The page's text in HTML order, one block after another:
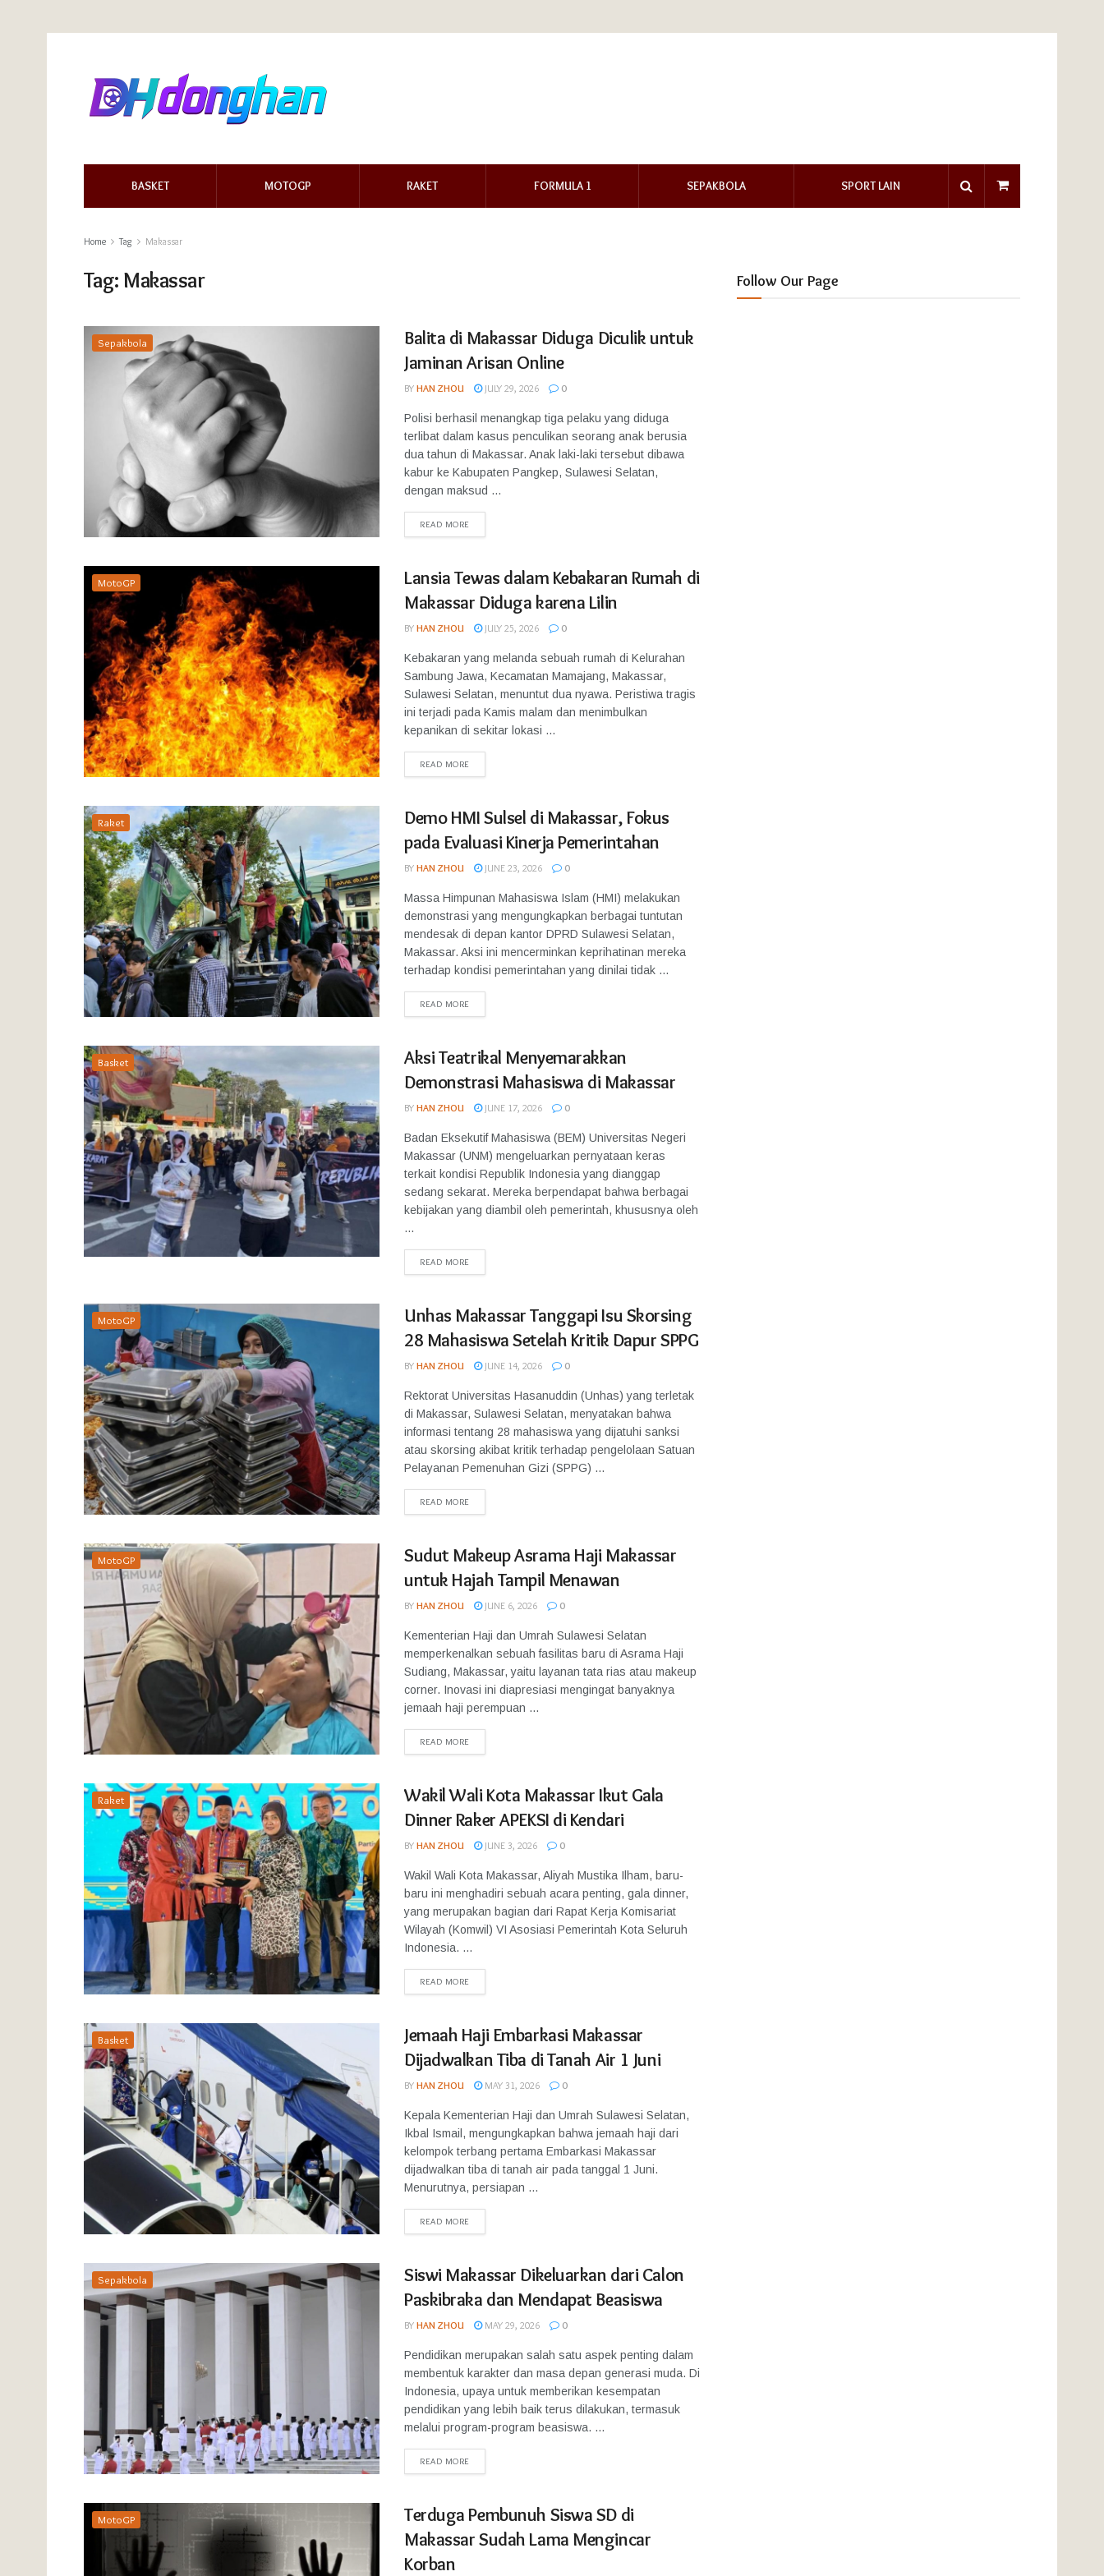
BASKET MOTOGP RAKET FORMULA 1 SEPAKBOLA SPORT LAIN
Home Tag Makassar
Tag: Makassar
Sepakbola
Balita di Makassar Diduga Diculik untuk
Jaminan Arisan Online
BY HAN ZHOU JULY 29, 2026 0
Polisi berhasil menangkap tiga pelaku yang diduga
terlibat dalam kasus penculikan seorang anak berusia
dua tahun di Makassar. Anak laki-laki tersebut dibawa
kabur ke Kabupaten Pangkep, Sulawesi Selatan,
dengan maksud ...
READ MORE
MotoGP
Lansia Tewas dalam Kebakaran Rumah di
Makassar Diduga karena Lilin
BY HAN ZHOU JULY 25, 2026 0
Kebakaran yang melanda sebuah rumah di Kelurahan
Sambung Jawa, Kecamatan Mamajang, Makassar,
Sulawesi Selatan, menuntut dua nyawa. Peristiwa tragis
ini terjadi pada Kamis malam dan menimbulkan
kepanikan di sekitar lokasi ...
READ MORE
Raket
Demo HMI Sulsel di Makassar, Fokus
pada Evaluasi Kinerja Pemerintahan
BY HAN ZHOU JUNE 23, 2026 0
Massa Himpunan Mahasiswa Islam (HMI) melakukan
demonstrasi yang mengungkapkan berbagai tuntutan
mendesak di depan kantor DPRD Sulawesi Selatan,
Makassar. Aksi ini mencerminkan keprihatinan mereka
terhadap kondisi pemerintahan yang dinilai tidak ...
READ MORE
Basket
Aksi Teatrikal Menyemarakkan
Demonstrasi Mahasiswa di Makassar
BY HAN ZHOU JUNE 17, 2026 0
Badan Eksekutif Mahasiswa (BEM) Universitas Negeri
Makassar (UNM) mengeluarkan pernyataan keras
terkait kondisi Republik Indonesia yang dianggap
sedang sekarat. Mereka berpendapat bahwa berbagai
kebijakan yang diambil oleh pemerintah, khususnya oleh
...
READ MORE
MotoGP
Unhas Makassar Tanggapi Isu Skorsing
28 Mahasiswa Setelah Kritik Dapur SPPG
BY HAN ZHOU JUNE 14, 2026 0
Rektorat Universitas Hasanuddin (Unhas) yang terletak
di Makassar, Sulawesi Selatan, menyatakan bahwa
informasi tentang 28 mahasiswa yang dijatuhi sanksi
atau skorsing akibat kritik terhadap pengelolaan Satuan
Pelayanan Pemenuhan Gizi (SPPG) ...
READ MORE
MotoGP
Sudut Makeup Asrama Haji Makassar
untuk Hajah Tampil Menawan
BY HAN ZHOU JUNE 6, 2026 0
Kementerian Haji dan Umrah Sulawesi Selatan
memperkenalkan sebuah fasilitas baru di Asrama Haji
Sudiang, Makassar, yaitu layanan tata rias atau makeup
corner. Inovasi ini diapresiasi mengingat banyaknya
jemaah haji perempuan ...
READ MORE
Raket
Wakil Wali Kota Makassar Ikut Gala
Dinner Raker APEKSI di Kendari
BY HAN ZHOU JUNE 3, 2026 0
Wakil Wali Kota Makassar, Aliyah Mustika Ilham, baru-
baru ini menghadiri sebuah acara penting, gala dinner,
yang merupakan bagian dari Rapat Kerja Komisariat
Wilayah (Komwil) VI Asosiasi Pemerintah Kota Seluruh
Indonesia. ...
READ MORE
Basket
Jemaah Haji Embarkasi Makassar
Dijadwalkan Tiba di Tanah Air 1 Juni
BY HAN ZHOU MAY 31, 2026 0
Kepala Kementerian Haji dan Umrah Sulawesi Selatan,
Ikbal Ismail, mengungkapkan bahwa jemaah haji dari
kelompok terbang pertama Embarkasi Makassar
dijadwalkan tiba di tanah air pada tanggal 1 Juni.
Menurutnya, persiapan ...
READ MORE
Sepakbola
Siswi Makassar Dikeluarkan dari Calon
Paskibraka dan Mendapat Beasiswa
BY HAN ZHOU MAY 29, 2026 0
Pendidikan merupakan salah satu aspek penting dalam
membentuk karakter dan masa depan generasi muda. Di
Indonesia, upaya untuk memberikan kesempatan
pendidikan yang lebih baik terus dilakukan, termasuk
melalui program-program beasiswa. ...
READ MORE
MotoGP
Terduga Pembunuh Siswa SD di
Makassar Sudah Lama Mengincar
Korban
Follow Our Page